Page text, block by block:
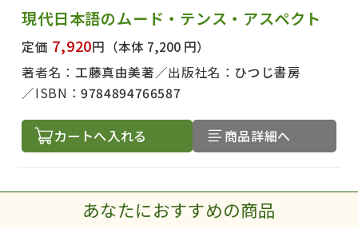
現代日本語のムード・テンス・アスペクト
定価 7,920円 （本体 7,200 円）
著者名： 工藤真由美著 出版社名： ひつじ書房
ISBN：9784894766587
カートへ入れる 商品詳細へ
あなたにおすすめの商品